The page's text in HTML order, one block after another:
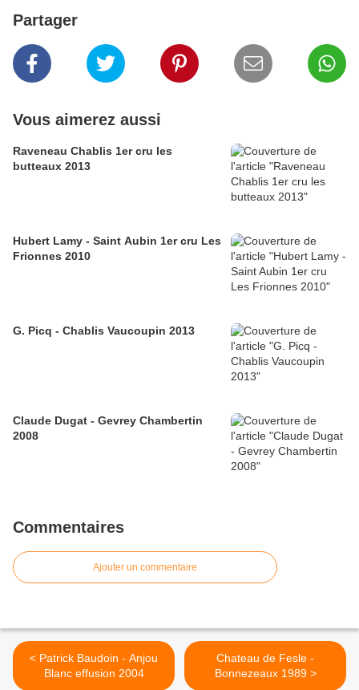
Partager
Vous aimerez aussi
Raveneau Chablis 1er cru les
butteaux 2013
Hubert Lamy - Saint Aubin 1er cru Les
Frionnes 2010
G. Picq - Chablis Vaucoupin 2013
Claude Dugat - Gevrey Chambertin
2008
Commentaires
Ajouter un commentaire
< Patrick Baudoin - Anjou
Blanc effusion 2004
Chateau de Fesle -
Bonnezeaux 1989 >